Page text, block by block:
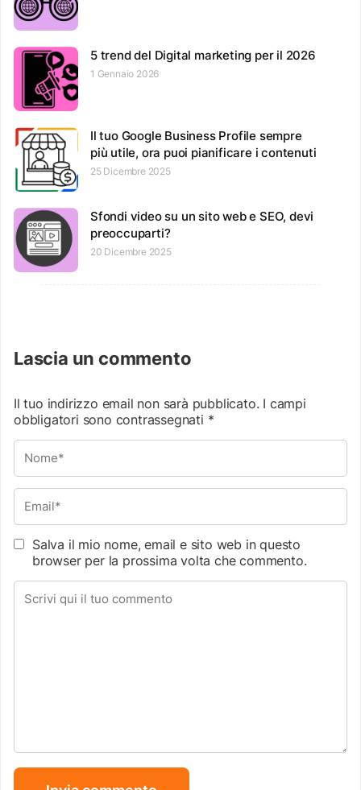
5 trend del Digital marketing per il 2026
1 Gennaio 2026
Il tuo Google Business Profile sempre
più utile, ora puoi pianificare i contenuti
25 Dicembre 2025
Sfondi video su un sito web e SEO, devi
preoccuparti?
20 Dicembre 2025
Lascia un commento
Il tuo indirizzo email non sarà pubblicato. I campi
obbligatori sono contrassegnati *
Salva il mio nome, email e sito web in questo
browser per la prossima volta che commento.